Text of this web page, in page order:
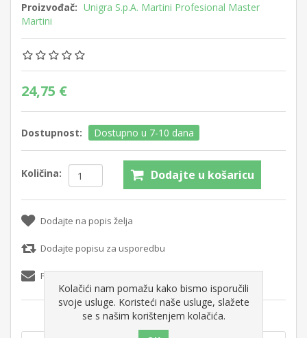
Proizvođač: Unigra S.p.A. Martini Profesional Master
Martini
24,75 €
Dostupnost: Dostupno u 7-10 dana
Količina: Dodajte u košaricu
Dodajte na popis želja
Dodajte popisu za usporedbu
Pošaljite e-mail prijatelju
Kolačići nam pomažu kako bismo isporučili
svoje usluge. Koristeći naše usluge, slažete
se s našim korištenjem kolačića.